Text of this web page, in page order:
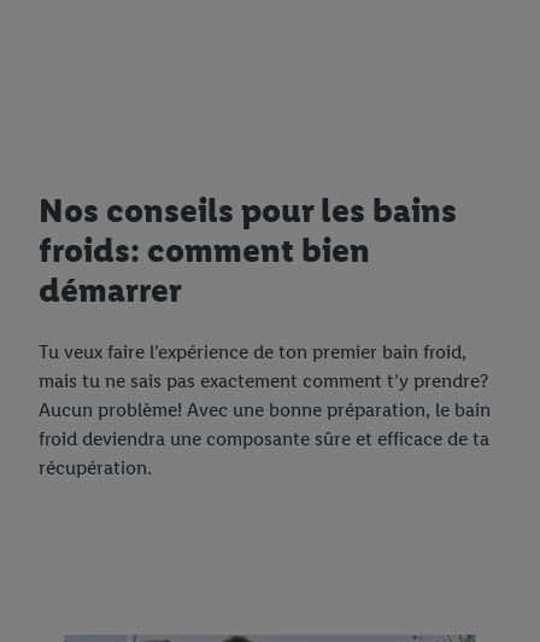
Nos conseils pour les bains
froids: comment bien
démarrer
Tu veux faire l’expérience de ton premier bain froid,
mais tu ne sais pas exactement comment t’y prendre?
Aucun problème! Avec une bonne préparation, le bain
froid deviendra une composante sûre et efficace de ta
récupération.